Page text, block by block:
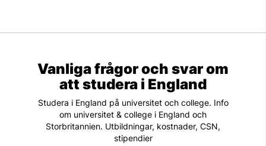
Vanliga frågor och svar om
att studera i England
Studera i England på universitet och college. Info
om universitet & college i England och
Storbritannien. Utbildningar, kostnader, CSN,
stipendier